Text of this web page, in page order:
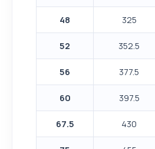
48 325
52 352.5
56 377.5
60 397.5
67.5 430